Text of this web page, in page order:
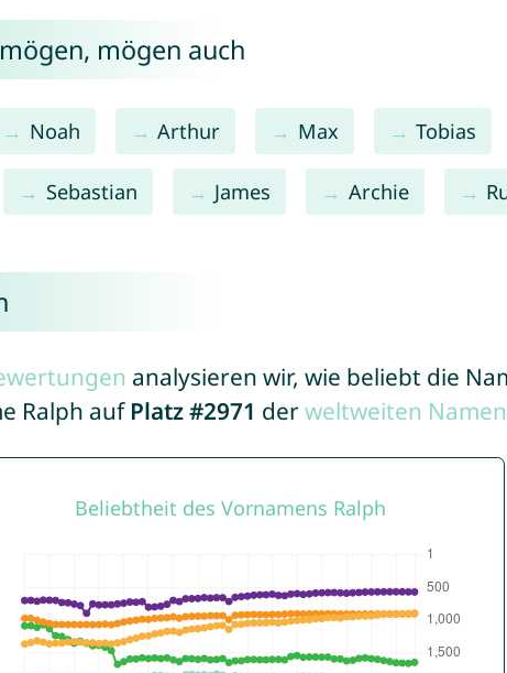
mögen auch
Noah Arthur Max Tobias
Sebastian James Archie
analysieren wir, wie beliebt die
Ralph auf Platz #2971 derweltweiten